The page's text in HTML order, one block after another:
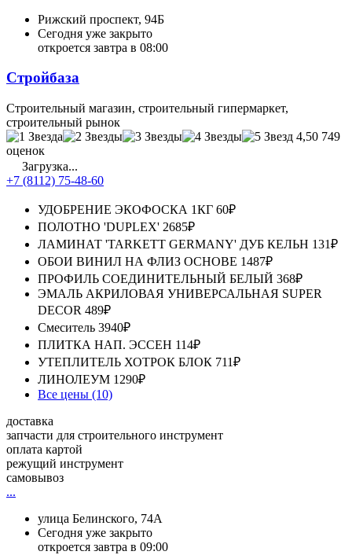
Рижский проспект, 94Б
Сегодня уже закрыто
откроется завтра в 08:00
Стройбаза
Строительный магазин, строительный гипермаркет,
строительный рынок
4,50 749
оценок
Загрузка...
+7 (8112) 75-48-60
УДОБРЕНИЕ ЭКОФОСКА 1КГ 60₽
ПОЛОТНО 'DUPLEX' 2685₽
ЛАМИНАТ 'TARKETT GERMANY' ДУБ КЕЛЬН 131₽
ОБОИ ВИНИЛ НА ФЛИЗ ОСНОВЕ 1487₽
ПРОФИЛЬ СОЕДИНИТЕЛЬНЫЙ БЕЛЫЙ 368₽
ЭМАЛЬ АКРИЛОВАЯ УНИВЕРСАЛЬНАЯ SUPER
DECOR 489₽
Смеситель 3940₽
ПЛИТКА НАП. ЭССЕН 114₽
УТЕПЛИТЕЛЬ ХОТРОК БЛОК 711₽
ЛИНОЛЕУМ 1290₽
Все цены (10)
доставка
запчасти для строительного инструмент
оплата картой
режущий инструмент
самовывоз
...
улица Белинского, 74А
Сегодня уже закрыто
откроется завтра в 09:00